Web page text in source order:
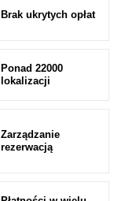
Brak ukrytych opłat
Ponad 22000
lokalizacji
Zarządzanie
rezerwacją